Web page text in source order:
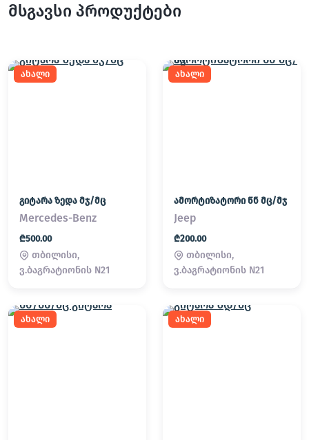
მსგავსი პროდუქტები
ახალი
გიტარა ზედა მჯ/მც
Mercedes-Benz
₾500.00
თბილისი,
ვ.ბაგრატიონის N21
ახალი
ამორტიზატორი წნ მც/მჯ
Jeep
₾200.00
თბილისი,
ვ.ბაგრატიონის N21
ახალი ახალი